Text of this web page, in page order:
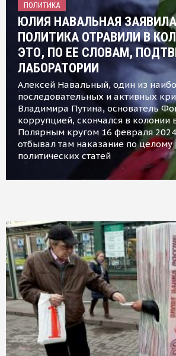
ПОЛИТИКА
ЮЛИЯ НАВАЛЬНАЯ
ПОЛИТИКА ОТРАВИЛИ В
ЭТО, ПО ЕЕ СЛОВАМ,
ЛАБОРАТОРИИ
Алексей Навальный, один из
последовательных и активных
Владимира Путина, основатель
коррупцией, скончался в колонии
Полярным кругом 16 февраля
отбывал там наказание по целому
политических статей